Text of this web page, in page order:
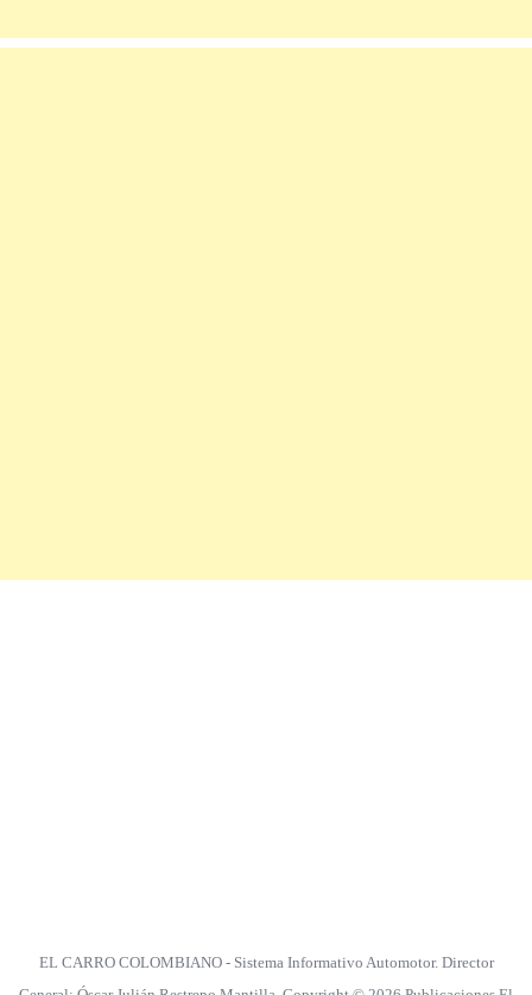
EL CARRO COLOMBIANO - Sistema Informativo Automotor. Director